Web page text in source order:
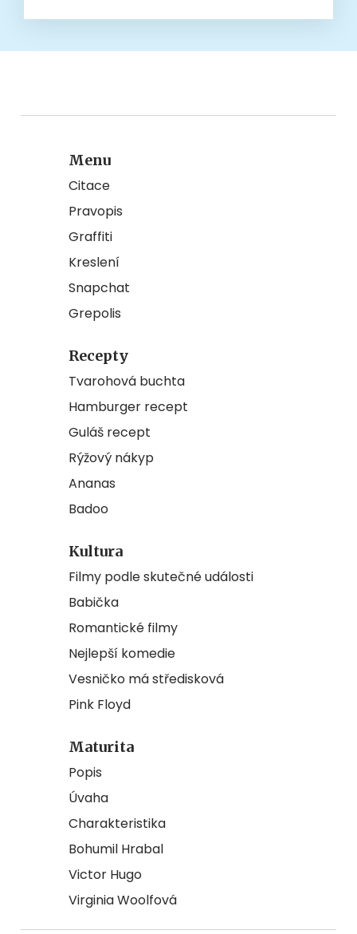
Menu
Citace
Pravopis
Graffiti
Kreslení
Snapchat
Grepolis
Recepty
Tvarohová buchta
Hamburger recept
Guláš recept
Rýžový nákyp
Ananas
Badoo
Kultura
Filmy podle skutečné události
Babička
Romantické filmy
Nejlepší komedie
Vesničko má středisková
Pink Floyd
Maturita
Popis
Úvaha
Charakteristika
Bohumil Hrabal
Victor Hugo
Virginia Woolfová